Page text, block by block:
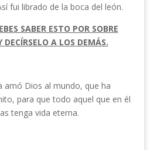
fui librado de la boca del león.
SABER ESTO POR SOBRE
DECÍRSELO A LOS DEMÁS.
amó Dios al mundo, que ha
para que todo aquel que en él
tenga vida eterna.